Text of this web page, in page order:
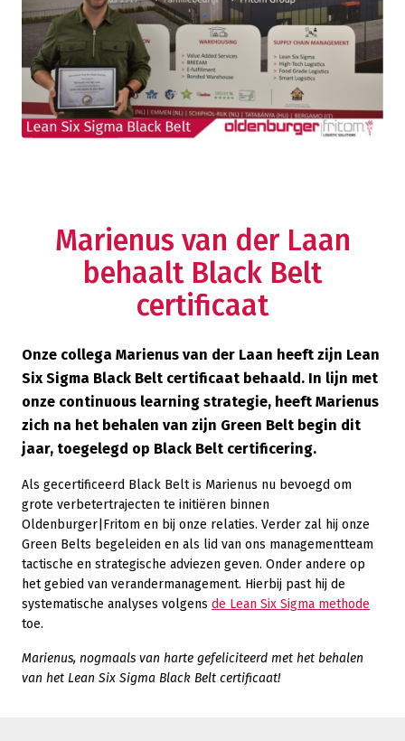
Marienus van der Laan
behaalt Black Belt
certificaat
Onze collega Marienus van der Laan heeft zijn Lean
Six Sigma Black Belt certificaat behaald. In lijn met
onze continuous learning strategie, heeft Marienus
zich na het behalen van zijn Green Belt begin dit
jaar, toegelegd op Black Belt certificering.
Als gecertificeerd Black Belt is Marienus nu bevoegd om
grote verbetertrajecten te initiëren binnen
Oldenburger|Fritom en bij onze relaties. Verder zal hij onze
Green Belts begeleiden en als lid van ons managementteam
tactische en strategische adviezen geven. Onder andere op
het gebied van verandermanagement. Hierbij past hij de
systematische analyses volgens de Lean Six Sigma methode
toe.
Marienus, nogmaals van harte gefeliciteerd met het behalen
van het Lean Six Sigma Black Belt certificaat!